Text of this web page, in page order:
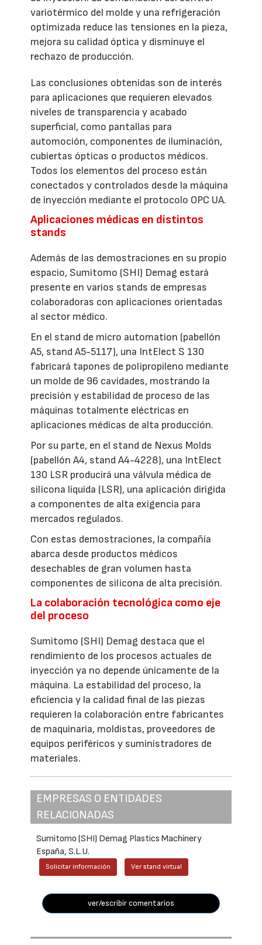
variotérmico del molde y una refrigeración
optimizada reduce las tensiones en la pieza,
mejora su calidad óptica y disminuye el
rechazo de producción.
Las conclusiones obtenidas son de interés
para aplicaciones que requieren elevados
niveles de transparencia y acabado
superficial, como pantallas para
automoción, componentes de iluminación,
cubiertas ópticas o productos médicos.
Todos los elementos del proceso están
conectados y controlados desde la máquina
de inyección mediante el protocolo OPC UA.
Aplicaciones médicas en distintos
stands
Además de las demostraciones en su propio
espacio, Sumitomo (SHI) Demag estará
presente en varios stands de empresas
colaboradoras con aplicaciones orientadas
al sector médico.
En el stand de micro automation (pabellón
A5, stand A5-5117), una IntElect S 130
fabricará tapones de polipropileno mediante
un molde de 96 cavidades, mostrando la
precisión y estabilidad de proceso de las
máquinas totalmente eléctricas en
aplicaciones médicas de alta producción.
Por su parte, en el stand de Nexus Molds
(pabellón A4, stand A4-4228), una IntElect
130 LSR producirá una válvula médica de
silicona líquida (LSR), una aplicación dirigida
a componentes de alta exigencia para
mercados regulados.
Con estas demostraciones, la compañía
abarca desde productos médicos
desechables de gran volumen hasta
componentes de silicona de alta precisión.
La colaboración tecnológica como eje
del proceso
Sumitomo (SHI) Demag destaca que el
rendimiento de los procesos actuales de
inyección ya no depende únicamente de la
máquina. La estabilidad del proceso, la
eficiencia y la calidad final de las piezas
requieren la colaboración entre fabricantes
de maquinaria, moldistas, proveedores de
equipos periféricos y suministradores de
materiales.
EMPRESAS O ENTIDADES
RELACIONADAS
Sumitomo (SHI) Demag Plastics Machinery
España, S.L.U.
Solicitar información Ver stand virtual
ver/escribir comentarios